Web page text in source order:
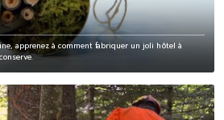
apprenez à comment fabriquer un joli hôtel à